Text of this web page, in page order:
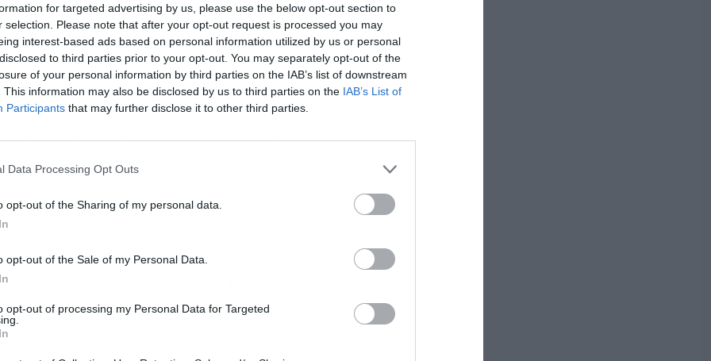
for targeted advertising by us, please use the below opt-out section to
selection. Please note that after your opt-out request is processed you may
interest-based ads based on personal information utilized by us or personal
to third parties prior to your opt-out. You may separately opt-out of the
of your personal information by third parties on the IAB’s list of downstream
This information may also be disclosed by us to third parties on the IAB’s List of
Participants that may further disclose it to other third parties.
Data Processing Opt Outs
opt-out of the Sharing of my personal data.
opt-out of the Sale of my Personal Data.
opt-out of processing my Personal Data for Targeted
τρία χρόνια μετά την εισβολή της Ρωσίας
για μακροχρόνια προετοιμασία, καθώς οι
ούτε μεμονωμένες, ούτε βραχύβιες. Η
την πολυτέλεια να παραμείνει ανενεργή σε
της Κομισιόν, Ροξάνα Μινζάτου,
δημιουργία μιας ασφαλούς και ανθεκτικής Ε.Ε.,
κίνδυνο ή απειλή, ανεξαρτήτως της